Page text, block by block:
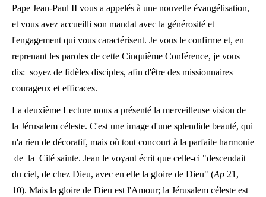
Pape Jean-Paul II vous a appelés à une nouvelle évangélisation,
et vous avez accueilli son mandat avec la générosité et
l'engagement qui vous caractérisent. Je vous le confirme et, en
reprenant les paroles de cette Cinquième Conférence, je vous
dis: soyez de fidèles disciples, afin d'être des missionnaires
courageux et efficaces.
La deuxième Lecture nous a présenté la merveilleuse vision de
la Jérusalem céleste. C'est une image d'une splendide beauté, qui
n'a rien de décoratif, mais où tout concourt à la parfaite harmonie
de la Cité sainte. Jean le voyant écrit que celle-ci "descendait
du ciel, de chez Dieu, avec en elle la gloire de Dieu" (Ap 21,
10). Mais la gloire de Dieu est l'Amour; la Jérusalem céleste est